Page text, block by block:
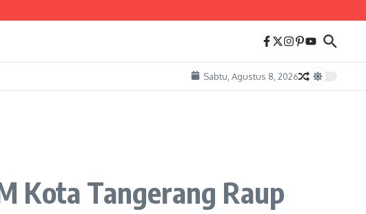
Sabtu, Agustus 8, 2026
Kota Tangerang Raup